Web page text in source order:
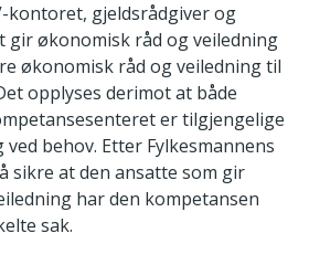
kontoret, gjeldsrådgiver og
gir økonomisk råd og veiledning
økonomisk råd og veiledning til
opplyses derimot at både
er tilgjengelige
behov. Etter Fylkesmannens
sikre at den ansatte som gir
har den kompetansen
sak.